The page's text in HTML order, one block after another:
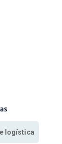
logística